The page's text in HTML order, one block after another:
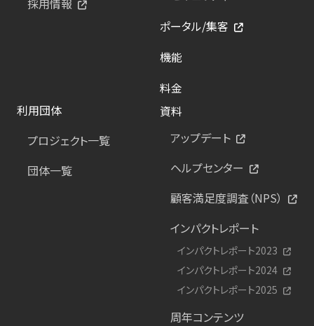
ポータル/集客
機能
料金
利用団体
プロジェクト一覧
団体一覧
資料
アップデート
ヘルプセンター
顧客満足度調査（NPS）
インパクトレポート
インパクトレポート2023
インパクトレポート2024
インパクトレポート2025
周年コンテンツ